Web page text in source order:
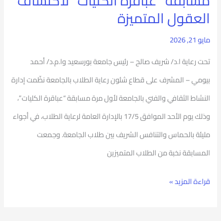
العقول المتميزة
مايو 21, 2026
تحت رعاية ا.د/ شريف صالح – رئيس جامعة بورسعيد وا.م.د/ أحمد
بيومي – المشرف على قطاع شئون رعاية الطلاب بالجامعة نظّمت إدارة
النشاط الثقافي والفني بالجامعة لأول مرة مسابقة “عباقرة الكليات”،
وذلك يوم الأحد الموافق 17/5 بالإدارة العامة لرعاية الطلاب، في أجواء
مليئة بالحماس والتنافس الشريف بين طلاب الجامعة. وجمعت
المسابقة نخبة من الطلاب المتميزين
المتميزة
قراءة المزيد »